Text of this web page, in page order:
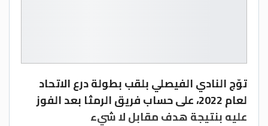
توّج النادي الفيصلي بلقب بطولة درع الاتحاد
لعام 2022، على حساب فريق الرمثا بعد الفوز
عليه بنتيجة هدف مقابل لا شيء